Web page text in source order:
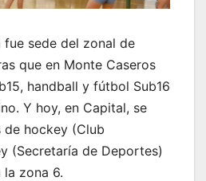
sede del zonal de
que en Monte Caseros
handball y fútbol Sub16
Y hoy, en Capital, se
de hockey (Club
(Secretaría de Deportes)
zona 6.